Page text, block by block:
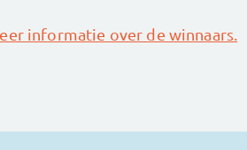
informatie over de winnaars.